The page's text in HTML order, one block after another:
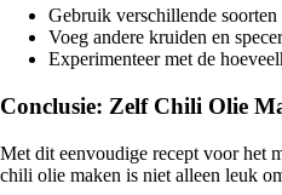
Gebruik verschillende soorten
Voeg andere kruiden en
Experimenteer met de
Conclusie: Zelf Chili Olie
Met dit eenvoudige recept voor het
chili olie maken is niet alleen leuk